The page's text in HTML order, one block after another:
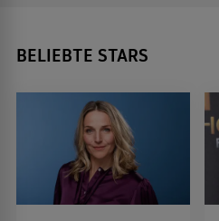
BELIEBTE STARS